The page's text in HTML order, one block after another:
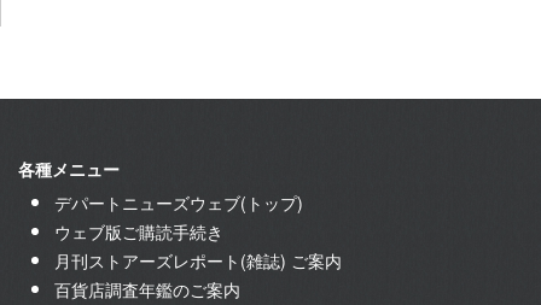
各種メニュー
デパートニューズウェブ(トップ)
ウェブ版ご購読手続き
月刊ストアーズレポート(雑誌) ご案内
百貨店調査年鑑のご案内